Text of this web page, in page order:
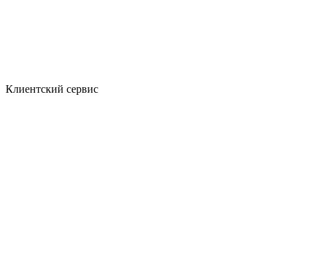
Клиентский сервис